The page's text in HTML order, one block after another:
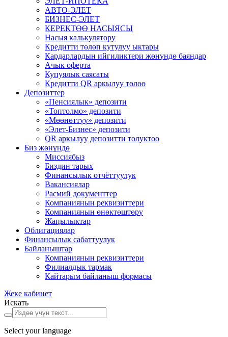
АВТО-ЭЛЕТ
БИЗНЕС-ЭЛЕТ
КЕРЕКТӨӨ НАСЫЯСЫ
Насыя калькулятору
Кредитти төлөп кутулуу ыктары
Кардарлардын ийгиликтери жѳнүндѳ баяндар
Ачык оферта
Купуялык саясаты
Кредитти QR аркылуу төлөө
Депозиттер
«Пенсиялык» депозити
«Топтолмо» депозити
«Мөөнөттүү» депозити
«Элет-Бизнес» депозити
QR аркылуу депозитти толуктоо
Биз жѳнүндѳ
Миссиябыз
Биздин тарых
Финансылык отчёттуулук
Вакансиялар
Расмий документтер
Компаниянын реквизиттери
Компаниянын ѳнѳктѳштѳрү
Жаңылыктар
Облигациялар
Финансылык сабаттуулук
Байланыштар
Компаниянын реквизиттери
Филиалдык тармак
Кайтарым байланыш формасы
Жеке кабинет
Искать
Select your language